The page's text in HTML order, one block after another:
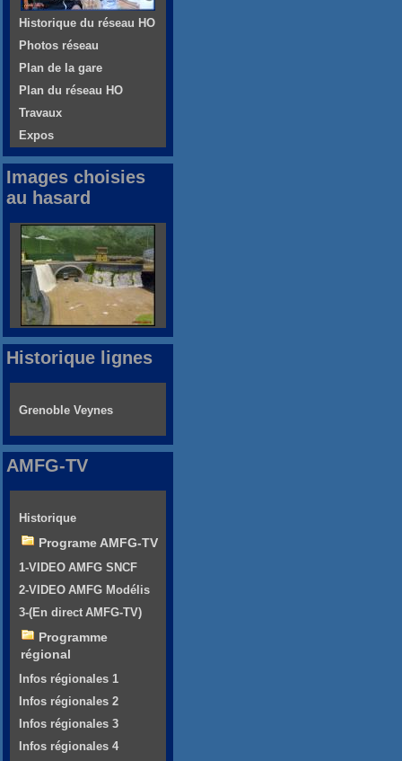
Historique du réseau HO
Photos réseau
Plan de la gare
Plan du réseau HO
Travaux
Expos
Images choisies
au hasard
Historique lignes
Grenoble Veynes
AMFG-TV
Historique
Programe AMFG-TV
1-VIDEO AMFG SNCF
2-VIDEO AMFG Modélis
3-(En direct AMFG-TV)
Programme
régional
Infos régionales 1
Infos régionales 2
Infos régionales 3
Infos régionales 4